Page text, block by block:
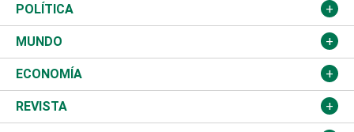
Nacional
Ciudad
Educación
Salud
POLÍTICA
Partidos
JCE
TSE
MUNDO
Estados Unidos
América Latina
ECONOMÍA
Finanzas
REVISTA